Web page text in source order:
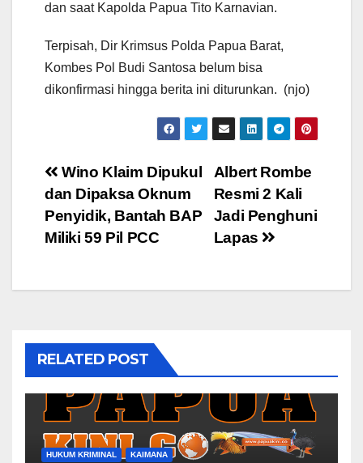
dan saat Kapolda Papua Tito Karnavian.
Terpisah, Dir Krimsus Polda Papua Barat,
Kombes Pol Budi Santosa belum bisa
dikonfirmasi hingga berita ini diturunkan. (njo)
Post
navigation
Albert Rombe
Resmi 2 Kali
Jadi Penghuni
Lapas
Wino Klaim Dipukul
dan Dipaksa Oknum
Penyidik, Bantah BAP
Miliki 59 Pil PCC
RELATED POST
HUKUM KRIMINAL KAIMANA